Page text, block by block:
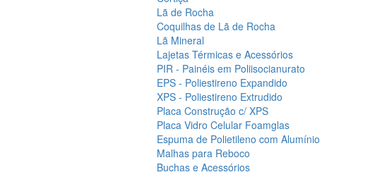
Lã de Rocha
Coquilhas de Lã de Rocha
Lã Mineral
Lajetas Térmicas e Acessórios
PIR - Painéis em Poliisocianurato
EPS - Poliestireno Expandido
XPS - Poliestireno Extrudido
Placa Construção c/ XPS
Placa Vidro Celular Foamglas
Espuma de Polietileno com Alumínio
Malhas para Reboco
Buchas e Acessórios